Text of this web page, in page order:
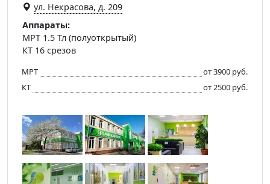
ул. Некрасова, д. 209
Аппараты:
МРТ 1.5 Тл (полуоткрытый)
КТ 16 срезов
МРТ
от 3900 руб.
КТ
от 2500 руб.